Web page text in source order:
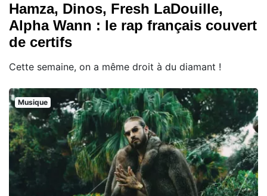
Hamza, Dinos, Fresh LaDouille,
Alpha Wann : le rap français couvert
de certifs
Cette semaine, on a même droit à du diamant !
Musique